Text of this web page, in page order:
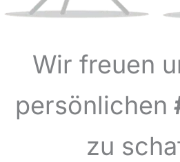
Wir freuen
persönlichen
zu